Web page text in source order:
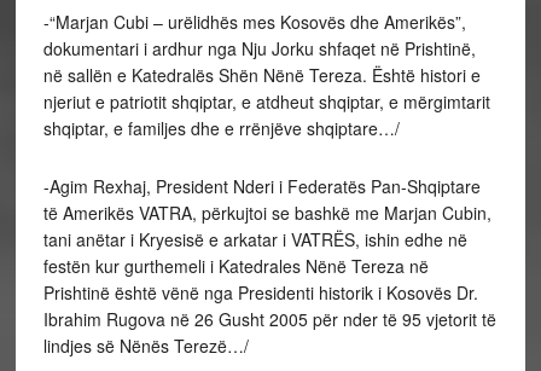
-“Marjan Cubi – urëlidhës mes Kosovës dhe Amerikës”,
dokumentari i ardhur nga Nju Jorku shfaqet në Prishtinë,
në sallën e Katedralës Shën Nënë Tereza. Është histori e
njeriut e patriotit shqiptar, e atdheut shqiptar, e mërgimtarit
shqiptar, e familjes dhe e rrënjëve shqiptare…/
-Agim Rexhaj, President Nderi i Federatës Pan-Shqiptare
të Amerikës VATRA, përkujtoi se bashkë me Marjan Cubin,
tani anëtar i Kryesisë e arkatar i VATRËS, ishin edhe në
festën kur gurthemeli i Katedrales Nënë Tereza në
Prishtinë është vënë nga Presidenti historik i Kosovës Dr.
Ibrahim Rugova në 26 Gusht 2005 për nder të 95 vjetorit të
lindjes së Nënës Terezë…/